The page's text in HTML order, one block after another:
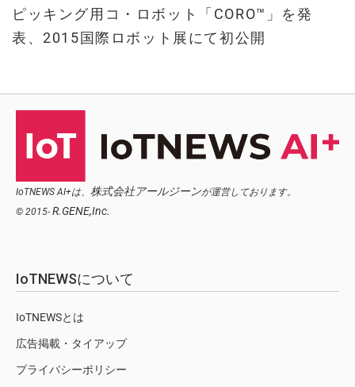
ピッキング用コ・ロボット「CORO™」を発
表、2015国際ロボット展にて初公開
IoTNEWS AI+は、 株式会社アールジーンが運営しております。
© 2015- R.GENE,Inc.
IoTNEWSについて
IoTNEWSとは
広告掲載・タイアップ
プライバシーポリシー